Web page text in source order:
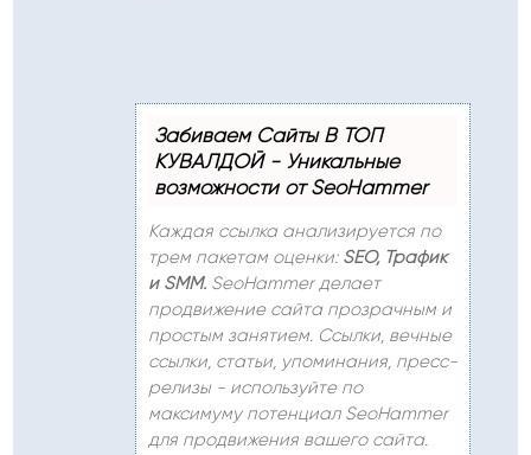
Забиваем Сайты В ТОП
КУВАЛДОЙ - Уникальные
возможности от SeoHammer
Каждая ссылка анализируется по
трем пакетам оценки: SEO, Трафик
и SMM.SeoHammer делает
продвижение сайта прозрачным и
простым занятием. Ссылки, вечные
ссылки, статьи, упоминания, пресс-
релизы - используйте по
максимуму потенциал SeoHammer
для продвижения вашего сайта.